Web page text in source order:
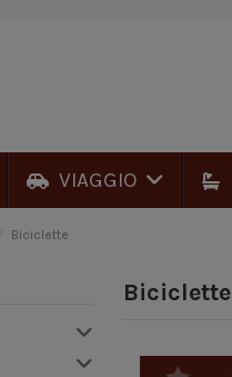
VIAGGIO
Biciclette
Biciclette